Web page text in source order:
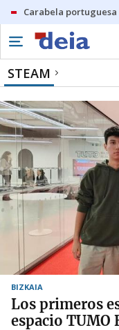
Carabela portuguesa
STEAM
BIZKAIA
Los primeros
espacio